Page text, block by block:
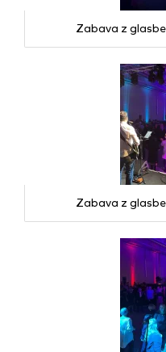
Zabava z
Zabava z